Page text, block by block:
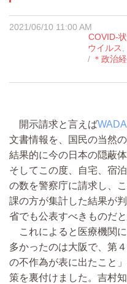
2021/06/10 11:00 AM
COVID-状
ウイルス,
/ ＊政治
開示請求と言えば
文書情報を、国民の当然
結果的に今の日本の隠蔽
そしてこの度、自宅、宿
の数を警察庁に請求し、
課の方が集計した結果が
省でも公表すべきものだと
これによると医療機関
多かったのは大阪で、第
の不作為が表に出たこと
策を裏付けました。吉村